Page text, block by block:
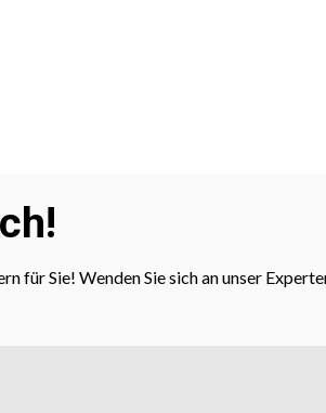
für Sie! Wenden Sie sich an unser